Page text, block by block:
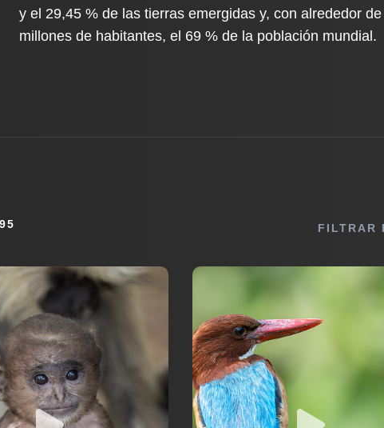
y el 29,45 % de las tierras emergidas y, con alrededor
millones de habitantes, el 69 % de la población mundial.
95 FILTRAR